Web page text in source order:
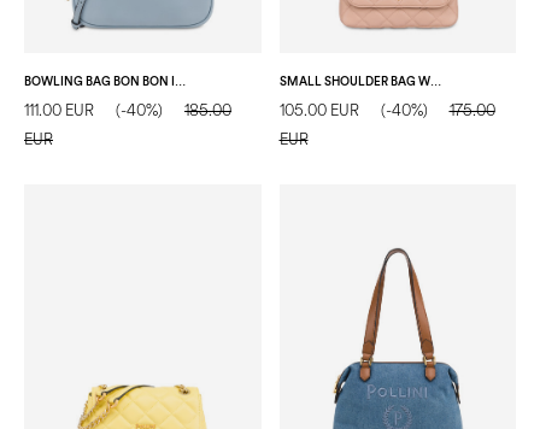
111.00 EUR (-40%)
185.00
EUR
SMALL SHOULDER BAG WALTZER NIGHT NUDE
105.00 EUR (-40%)
175.00
EUR